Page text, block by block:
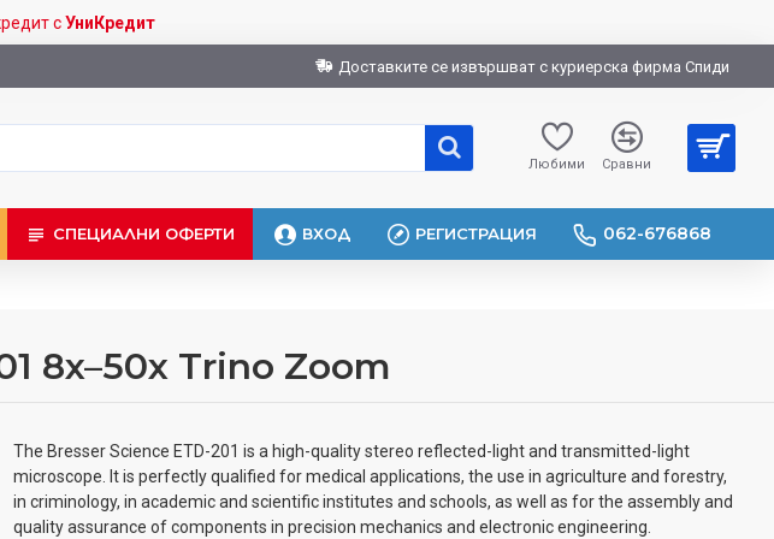
сУниКредит
Доставките се извършват с куриерска фирма Спиди
Любими Сравни
СПЕЦИАЛНИ ОФЕРТИ ВХОД РЕГИСТРАЦИЯ 062-676868
8x–50x Trino Zoom
The Bresser Science ETD-201 is a high-quality stereo reflected-light and transmitted-light
microscope. It is perfectly qualified for medical applications, the use in agriculture and forestry,
in criminology, in academic and scientific institutes and schools, as well as for the assembly and
quality assurance of components in precision mechanics and electronic engineering.